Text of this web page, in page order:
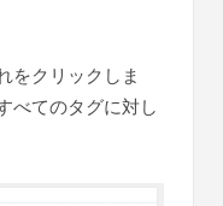
をクリックしま
べてのタグに対し